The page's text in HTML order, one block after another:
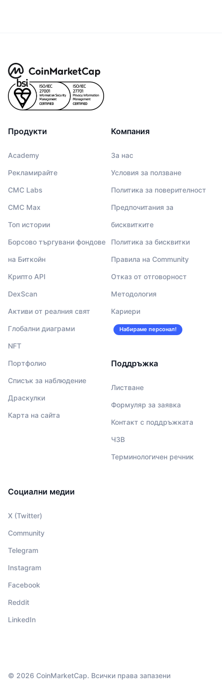
Продукти
Academy
Рекламирайте
CMC Labs
CMC Max
Топ истории
Борсово търгувани фондове
на Биткойн
Крипто API
DexScan
Активи от реалния свят
Глобални диаграми
NFT
Портфолио
Списък за наблюдение
Драскулки
Карта на сайта
Компания
За нас
Условия за ползване
Политика за поверителност
Предпочитания за
бисквитките
Политика за бисквитки
Правила на Community
Отказ от отговорност
Методология
Кариери
Набираме персонал!
Поддръжка
Листване
Формуляр за заявка
Контакт с поддръжката
ЧЗВ
Терминологичен речник
Социални медии
X (Twitter)
Community
Telegram
Instagram
Facebook
Reddit
LinkedIn
© 2026 CoinMarketCap. Всички права запазени